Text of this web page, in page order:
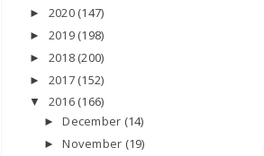
► 2020 (147)
► 2019 (198)
► 2018 (200)
► 2017 (152)
▼ 2016 (166)
►December (14)
►November (19)